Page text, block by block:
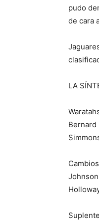
pudo
de cara
LA
Bernard